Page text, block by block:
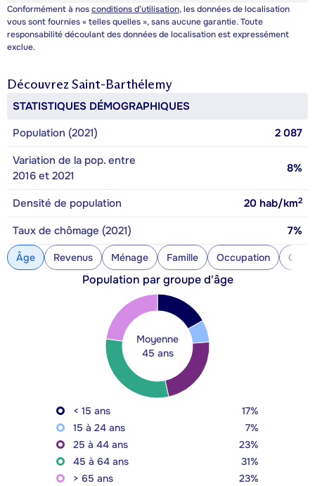
Conformément à nosconditions d’utilisation, les données de localisation
vous sont fournies « telles quelles », sans aucune garantie. Toute
responsabilité découlant des données de localisation est expressément
exclue.
Découvrez Saint-Barthélemy
STATISTIQUES DÉMOGRAPHIQUES
Population (2021)
2 087
Variation de la pop. entre
2016 et 2021
8%
Densité de population 20 hab/km2
Taux de chômage (2021) 7%
Âge Revenus Ménage Famille Occupation
Population par groupe d'âge
Moyenne
45 ans
< 15 ans
17%
15 à 24 ans
7%
25 à 44 ans
23%
45 à 64 ans
31%
> 65 ans
23%